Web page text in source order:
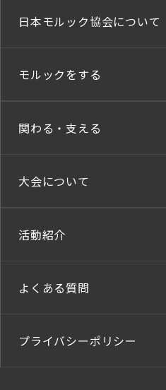
日本モルック協会について
モルックをする
関わる・支える
大会について
活動紹介
よくある質問
プライバシーポリシー